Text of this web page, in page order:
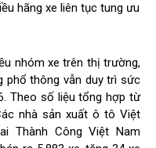
hãng xe liên tục tung ưu
nhóm xe trên thị trường,
phổ thông vẫn duy trì sức
Theo số liệu tổng hợp từ
nhà sản xuất ô tô Việt
Thành Công Việt Nam